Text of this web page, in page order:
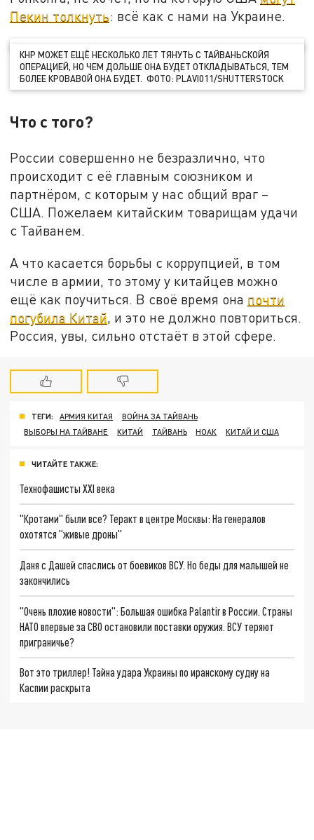
Пекин толкнуть: всё как с нами на Украине.
КНР МОЖЕТ ЕЩЁ НЕСКОЛЬКО ЛЕТ ТЯНУТЬ С ТАЙВАНЬСКОЙЯ
ОПЕРАЦИЕЙ, НО ЧЕМ ДОЛЬШЕ ОНА БУДЕТ ОТКЛАДЫВАТЬСЯ, ТЕМ
БОЛЕЕ КРОВАВОЙ ОНА БУДЕТ. ФОТО: PLAVI011/SHUTTERSTOCK
Что с того?
России совершенно не безразлично, что
происходит с её главным союзником и
партнёром, с которым у нас общий враг –
США. Пожелаем китайским товарищам удачи
с Тайванем.
А что касается борьбы с коррупцией, в том
числе в армии, то этому у китайцев можно
ещё как поучиться. В своё время она почти
погубила Китай, и это не должно повториться.
Россия, увы, сильно отстаёт в этой сфере.
ТЕГИ: АРМИЯ КИТАЯ
ВОЙНА ЗА ТАЙВАНЬ
ВЫБОРЫ НА ТАЙВАНЕ
КИТАЙ ТАЙВАНЬ НОАК КИТАЙ И США
ЧИТАЙТЕ ТАКЖЕ:
Технофашисты XXI века
"Кротами" были все? Теракт в центре Москвы: На генералов
охотятся "живые дроны"
Даня с Дашей спаслись от боевиков ВСУ. Но беды для малышей не
закончились
"Очень плохие новости": Большая ошибка Palantir в России. Страны
НАТО впервые за СВО остановили поставки оружия. ВСУ теряют
приграничье?
Вот это триллер! Тайна удара Украины по иранскому судну на
Каспии раскрыта